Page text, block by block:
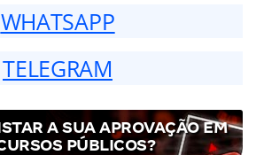
WHATSAPP
TELEGRAM
A SUA APROVAÇÃO EM
PÚBLICOS?